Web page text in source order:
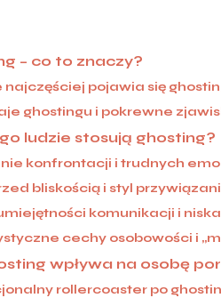
– co to znaczy?
najczęściej pojawia się
ghostingu i pokrewne
ludzie stosują ghosting?
konfrontacji i trudnych
bliskością i styl
komunikacji i
cechy osobowości i
wpływa na osobę
rollercoaster po